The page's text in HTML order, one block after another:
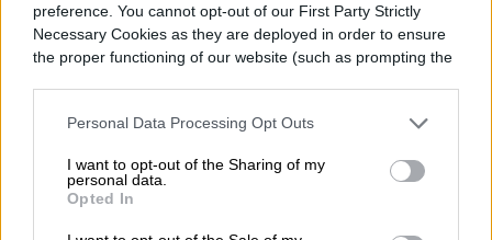
preference. You cannot opt-out of our First Party Strictly
Necessary Cookies as they are deployed in order to ensure
the proper functioning of our website (such as prompting the
Personal Data Processing Opt Outs
I want to opt-out of the Sharing of my
personal data.
Opted In
Una instalación publicitaria inusual ha